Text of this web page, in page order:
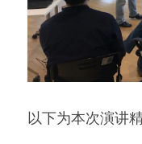
以下为本次演讲